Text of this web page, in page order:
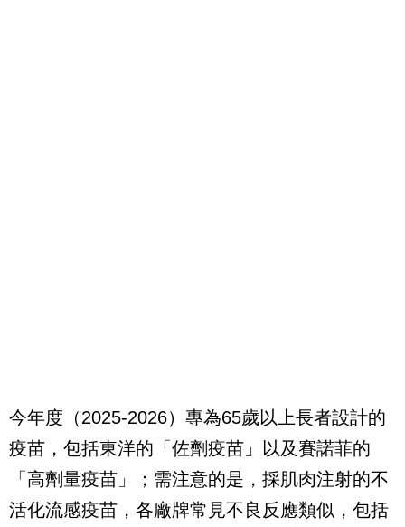
今年度（2025-2026）專為65歲以上長者設計的
疫苗，包括東洋的「佐劑疫苗」以及賽諾菲的
「高劑量疫苗」；需注意的是，採肌肉注射的不
活化流感疫苗，各廠牌常見不良反應類似，包括